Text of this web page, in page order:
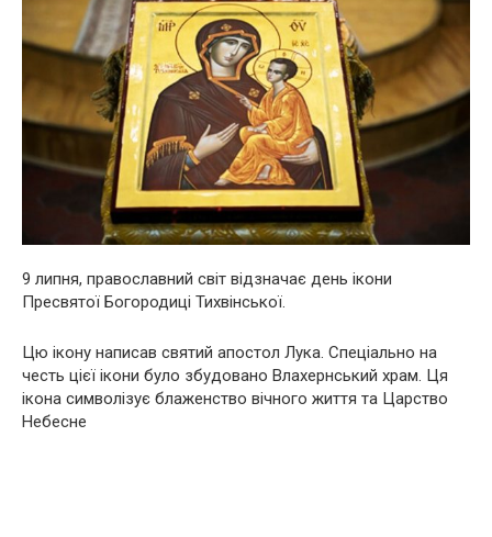
9 липня, православний світ відзначає день ікони
Пресвятої Богородиці Тихвінської.
Цю ікону написав святий апостол Лука. Спеціально на
честь цієї ікони було збудовано Влахернський храм. Ця
ікона символізує блаженство вічного життя та Царство
Небесне